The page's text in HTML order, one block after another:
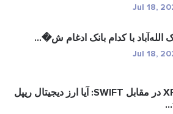
Jul
با کدام بانک ادغام ش�...
Jul
XRP در مقابل SWIFT: آیا ارز دیجیتال ریپل